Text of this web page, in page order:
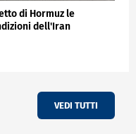
di Hormuz le
dell'Iran
VEDI TUTTI